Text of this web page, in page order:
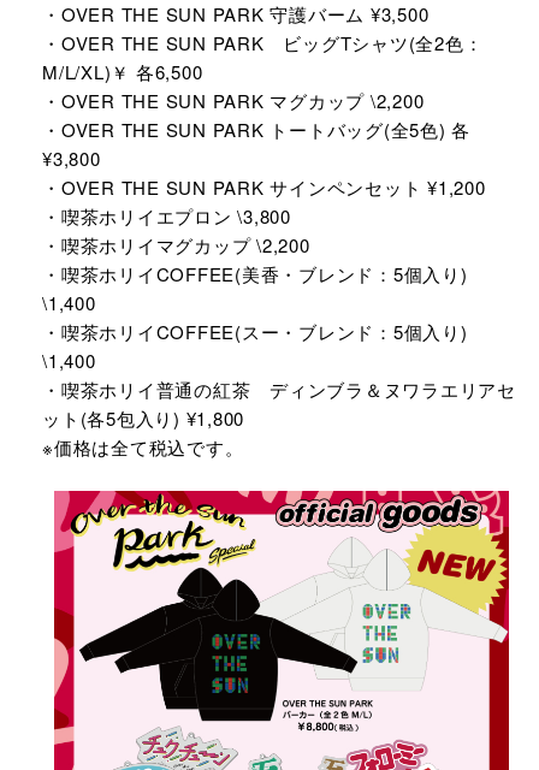
・OVER THE SUN PARK 守護バーム ¥3,500​
・OVER THE SUN PARK ビッグTシャツ(全2色：
M/L/XL)￥ 各6,500​
・OVER THE SUN PARK マグカップ \2,200​
・OVER THE SUN PARK トートバッグ(全5色) 各
¥3,800​
・OVER THE SUN PARK サインペンセット ¥1,200​
・喫茶ホリイエプロン \3,800​
・喫茶ホリイマグカップ \2,200​
・喫茶ホリイCOFFEE(美香・ブレンド：5個入り)
\1,400​
・喫茶ホリイCOFFEE(スー・ブレンド：5個入り)
\1,400​
・喫茶ホリイ普通の紅茶 ディンブラ＆ヌワラエリアセ
ット(各5包入り) ¥1,800​
※価格は全て税込です。​